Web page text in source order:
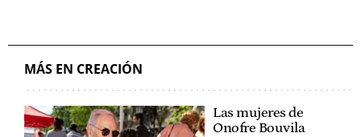
MÁS EN CREACIÓN
Las mujeres de
Onofre Bouvila